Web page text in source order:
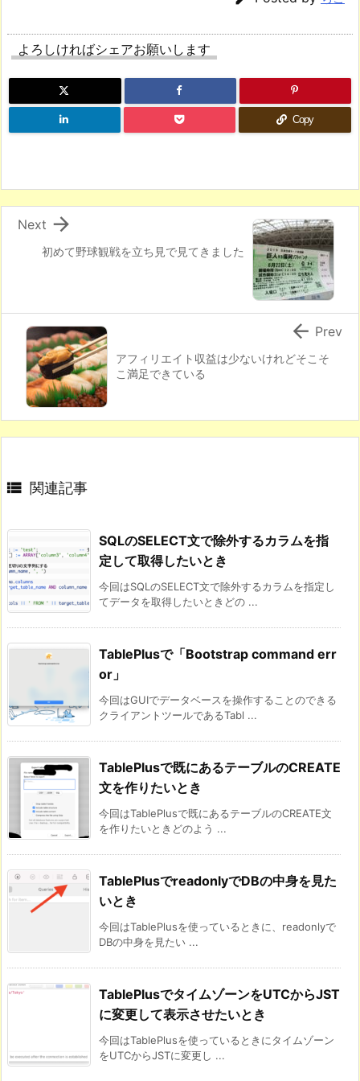
よろしければシェアお願いします
Copy
初めて野球観戦を立ち見で見てきました

Next
アフィリエイト収益は少ないけれどそこそ
こ満足できている
 Prev
 関連記事
SQLのSELECT文で除外するカラムを指
定して取得したいとき
今回はSQLのSELECT文で除外するカラムを指定し
てデータを取得したいときどの ...
TablePlusで「Bootstrap command err
or」
今回はGUIでデータベースを操作することのできる
クライアントツールであるTabl ...
TablePlusで既にあるテーブルのCREATE
文を作りたいとき
今回はTablePlusで既にあるテーブルのCREATE文
を作りたいときどのよう ...
TablePlusでreadonlyでDBの中身を見た
いとき
今回はTablePlusを使っているときに、readonlyで
DBの中身を見たい ...
TablePlusでタイムゾーンをUTCからJST
に変更して表示させたいとき
今回はTablePlusを使っているときにタイムゾーン
をUTCからJSTに変更し ...